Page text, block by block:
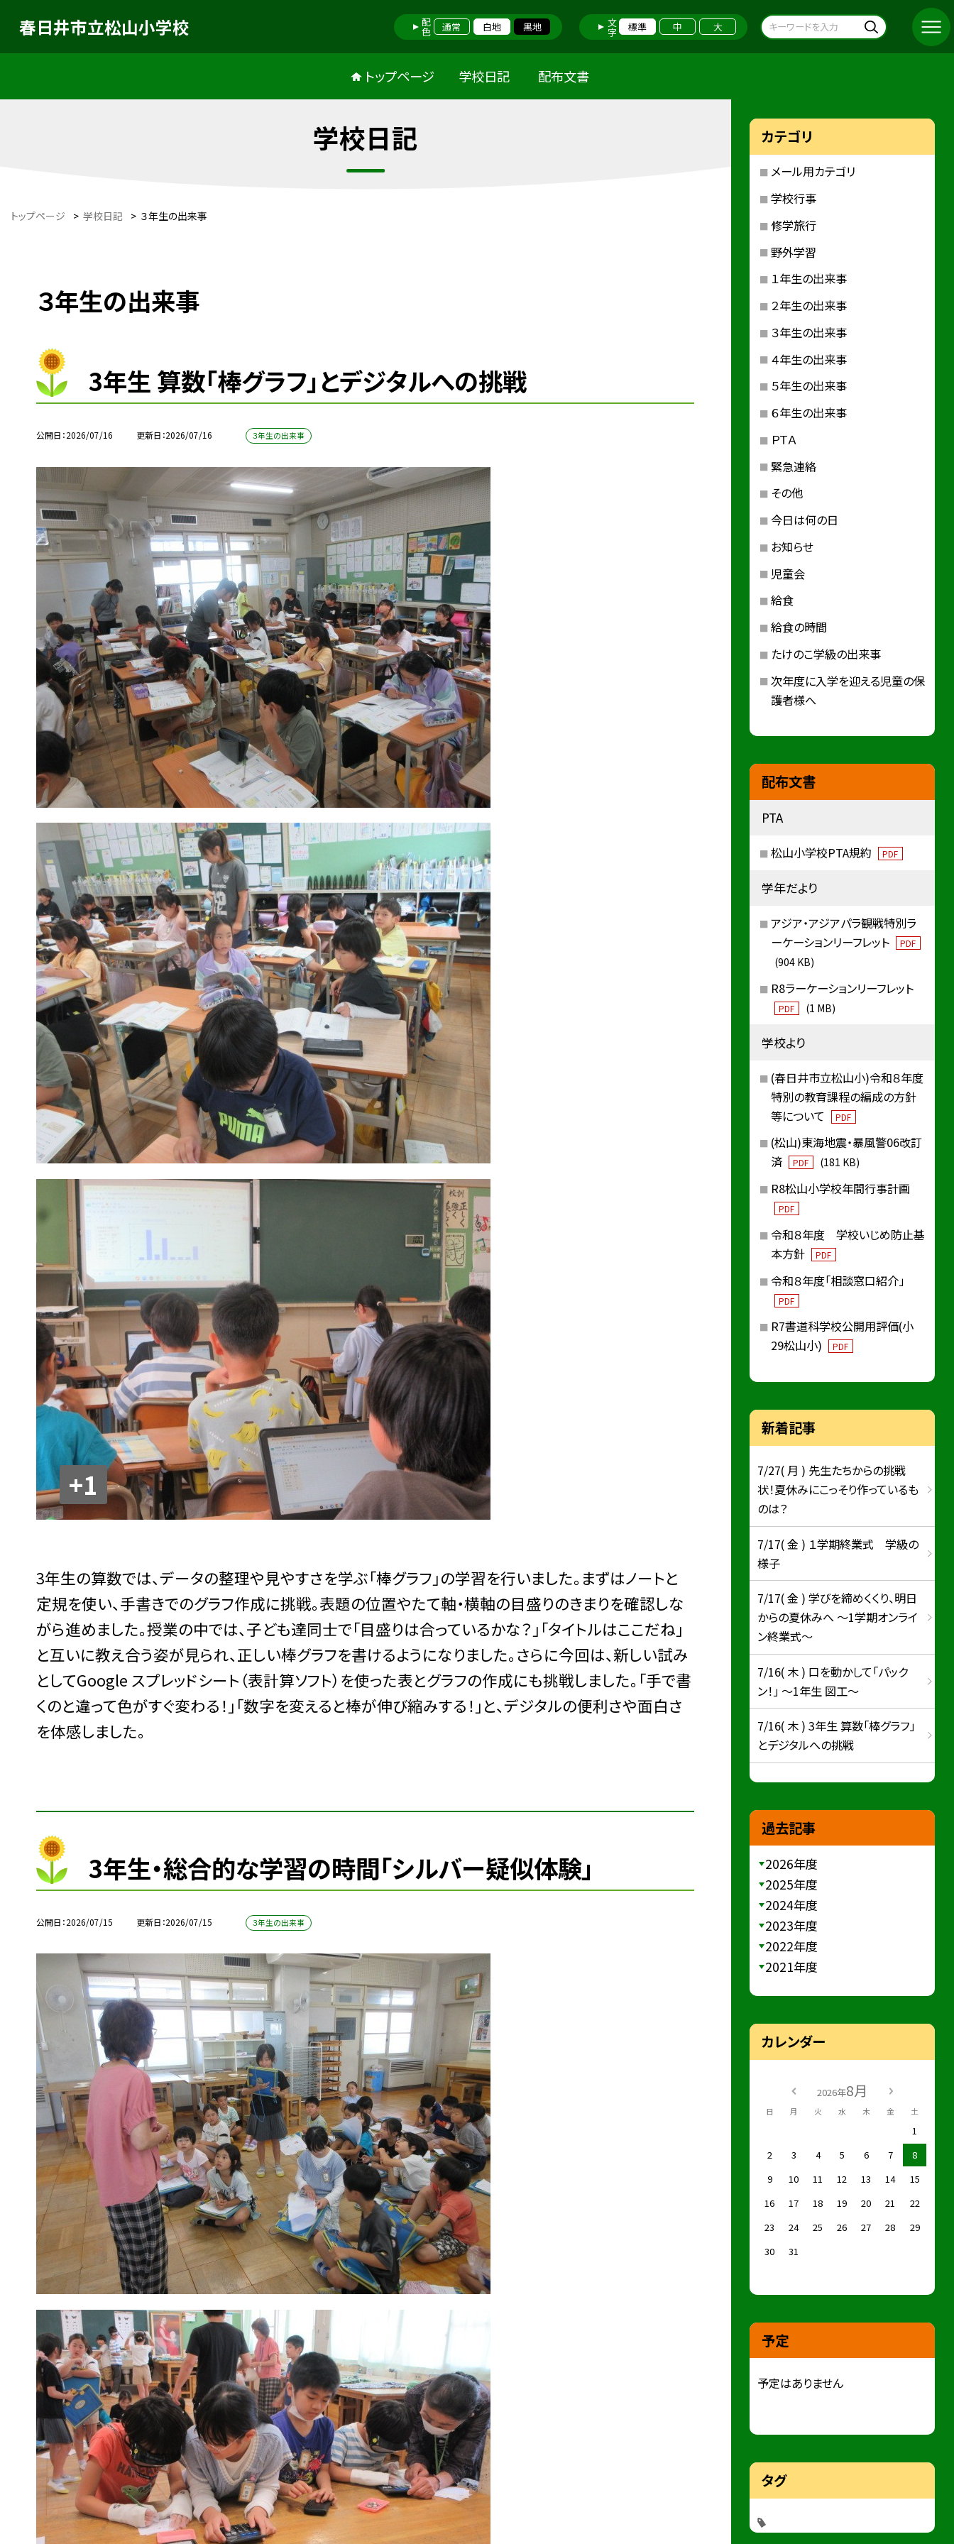
春日井市立松山小学校 配色 通常 白地 黒地 文字 標準 中 大
トップページ 学校日記 配布文書
学校日記
トップページ > 学校日記 > ３年生の出来事
３年生の出来事
3年生 算数「棒グラフ」とデジタルへの挑戦
公開日 2026/07/16 更新日 2026/07/16 ３年生の出来事
+1
3年生の算数では、データの整理や見やすさを学ぶ「棒グラフ」の学習を行いました。まずはノートと
定規を使い、手書きでのグラフ作成に挑戦。表題の位置やたて軸・横軸の目盛りのきまりを確認しな
がら進めました。授業の中では、子ども達同士で「目盛りは合っているかな？」「タイトルはここだね」
と互いに教え合う姿が見られ、正しい棒グラフを書けるようになりました。さらに今回は、新しい試み
としてGoogle スプレッドシート（表計算ソフト）を使った表とグラフの作成にも挑戦しました。「手で書
くのと違って色がすぐ変わる！」「数字を変えると棒が伸び縮みする！」と、デジタルの便利さや面白さ
を体感しました。
3年生・総合的な学習の時間「シルバー疑似体験」
公開日 2026/07/15 更新日 2026/07/15 ３年生の出来事
カテゴリ
メール用カテゴリ
学校行事
修学旅行
野外学習
１年生の出来事
２年生の出来事
３年生の出来事
４年生の出来事
５年生の出来事
６年生の出来事
ＰＴＡ
緊急連絡
その他
今日は何の日
お知らせ
児童会
給食
給食の時間
たけのこ学級の出来事
次年度に入学を迎える児童の保
護者様へ
配布文書
PTA
松山小学校PTA規約 PDF
学年だより
アジア・アジアパラ観戦特別ラ
ーケーションリーフレット
PDF
(904 KB)
R8ラーケーションリーフレット
PDF (1 MB)
学校より
(春日井市立松山小)令和８年度
特別の教育課程の編成の方針
等について
PDF
(松山)東海地震・暴風警06改訂
済
PDF (181 KB)
R8松山小学校年間行事計画
PDF
令和８年度 学校いじめ防止基
本方針
PDF
令和８年度「相談窓口紹介」
PDF
R7書道科学校公開用評価(小
29松山小)
PDF
新着記事
7/27( 月 ) 先生たちからの挑戦
状！夏休みにこっそり作っているも
のは？
7/17( 金 ) １学期終業式 学級の
様子
7/17( 金 ) 学びを締めくくり、明日
からの夏休みへ ～1学期オンライ
ン終業式～
7/16( 木 ) 口を動かして「パック
ン！」 ～1年生 図工～
7/16( 木 ) 3年生 算数「棒グラフ」
とデジタルへの挑戦
過去記事
2026年度
2025年度
2024年度
2023年度
2022年度
2021年度
カレンダー
2026年8月
日 月 火 水 木 金 土
1
2
3 4 5 6 7
8
9
10 11 12 13 14
15
16
17 18 19 20 21
22
23
24 25 26 27 28
29
30
31
予定
予定はありません
タグ